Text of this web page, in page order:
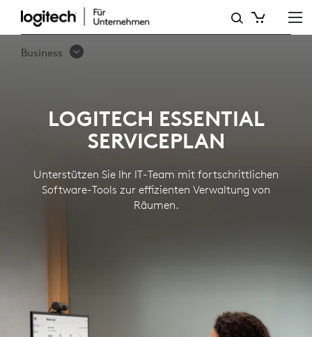
LOGITECH
ESSENTIAL
Business
LOGITECH ESSENTIAL
SERVICEPLAN
Unterstützen Sie Ihr IT-Team mit fortschrittlichen
Software-Tools zur effizienten Verwaltung von
Räumen.